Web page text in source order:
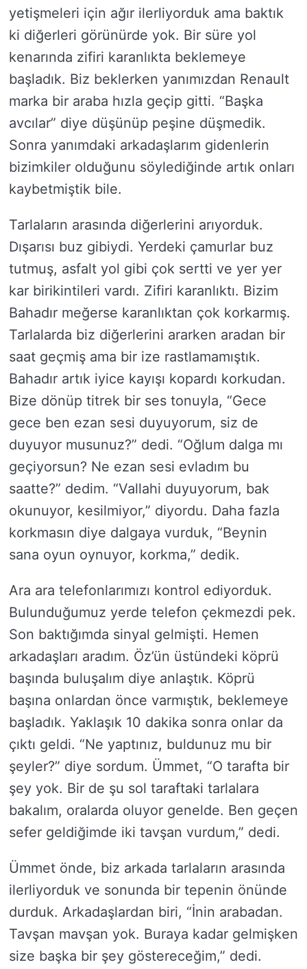
yetişmeleri için ağır ilerliyorduk ama baktık
ki diğerleri görünürde yok. Bir süre yol
kenarında zifiri karanlıkta beklemeye
başladık. Biz beklerken yanımızdan Renault
marka bir araba hızla geçip gitti. “Başka
avcılar” diye düşünüp peşine düşmedik.
Sonra yanımdaki arkadaşlarım gidenlerin
bizimkiler olduğunu söylediğinde artık onları
kaybetmiştik bile.
Tarlaların arasında diğerlerini arıyorduk.
Dışarısı buz gibiydi. Yerdeki çamurlar buz
tutmuş, asfalt yol gibi çok sertti ve yer yer
kar birikintileri vardı. Zifiri karanlıktı. Bizim
Bahadır meğerse karanlıktan çok korkarmış.
Tarlalarda biz diğerlerini ararken aradan bir
saat geçmiş ama bir ize rastlamamıştık.
Bahadır artık iyice kayışı kopardı korkudan.
Bize dönüp titrek bir ses tonuyla, “Gece
gece ben ezan sesi duyuyorum, siz de
duyuyor musunuz?” dedi. “Oğlum dalga mı
geçiyorsun? Ne ezan sesi evladım bu
saatte?” dedim. “Vallahi duyuyorum, bak
okunuyor, kesilmiyor,” diyordu. Daha fazla
korkmasın diye dalgaya vurduk, “Beynin
sana oyun oynuyor, korkma,” dedik.
Ara ara telefonlarımızı kontrol ediyorduk.
Bulunduğumuz yerde telefon çekmezdi pek.
Son baktığımda sinyal gelmişti. Hemen
arkadaşları aradım. Öz’ün üstündeki köprü
başında buluşalım diye anlaştık. Köprü
başına onlardan önce varmıştık, beklemeye
başladık. Yaklaşık 10 dakika sonra onlar da
çıktı geldi. “Ne yaptınız, buldunuz mu bir
şeyler?” diye sordum. Ümmet, “O tarafta bir
şey yok. Bir de şu sol taraftaki tarlalara
bakalım, oralarda oluyor genelde. Ben geçen
sefer geldiğimde iki tavşan vurdum,” dedi.
Ümmet önde, biz arkada tarlaların arasında
ilerliyorduk ve sonunda bir tepenin önünde
durduk. Arkadaşlardan biri, “İnin arabadan.
Tavşan mavşan yok. Buraya kadar gelmişken
size başka bir şey göstereceğim,” dedi.